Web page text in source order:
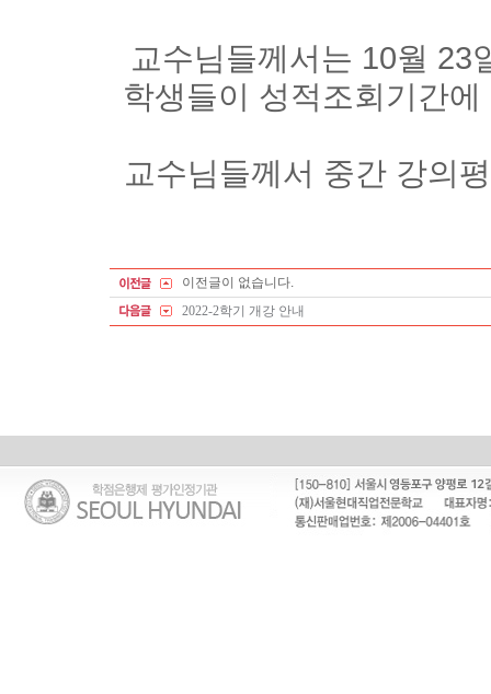
교수님들께서는 10월 23
학생들이 성적조회기간
교수님들께서 중간 강의
이전글이 없습니다.
2022-2학기 개강 안내